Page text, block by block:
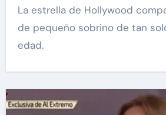
La estrella de Hollywood compartió la muerte
de pequeño sobrino de tan
edad.